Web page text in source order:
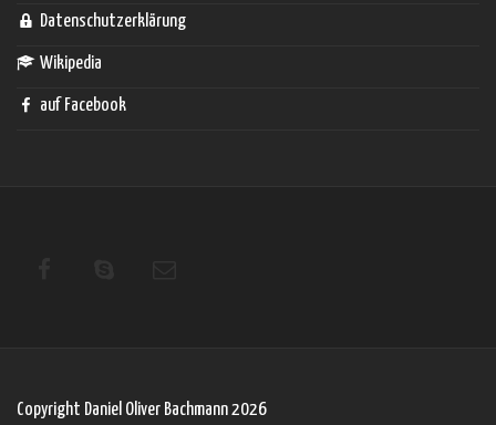
Datenschutzerklärung
Wikipedia
auf Facebook
Copyright Daniel Oliver Bachmann 2026